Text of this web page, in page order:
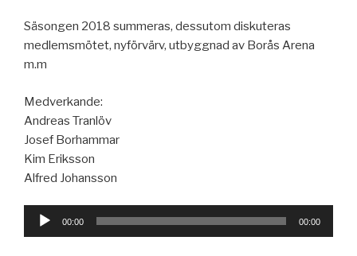
Säsongen 2018 summeras, dessutom diskuteras
medlemsmötet, nyförvärv, utbyggnad av Borås Arena
m.m
Medverkande:
Andreas Tranlöv
Josef Borhammar
Kim Eriksson
Alfred Johansson
Audio
00:00 00:00